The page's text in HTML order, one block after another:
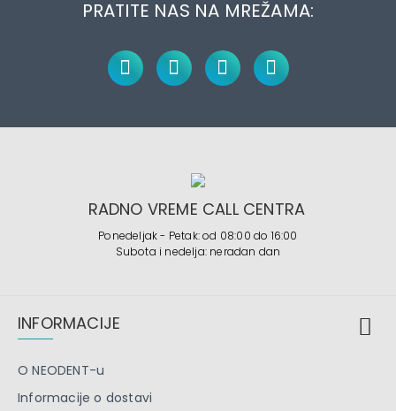
PRATITE NAS NA MREŽAMA:
RADNO VREME CALL CENTRA
Ponedeljak - Petak: od 08:00 do 16:00
Subota i nedelja: neradan dan
INFORMACIJE
O NEODENT-u
Informacije o dostavi